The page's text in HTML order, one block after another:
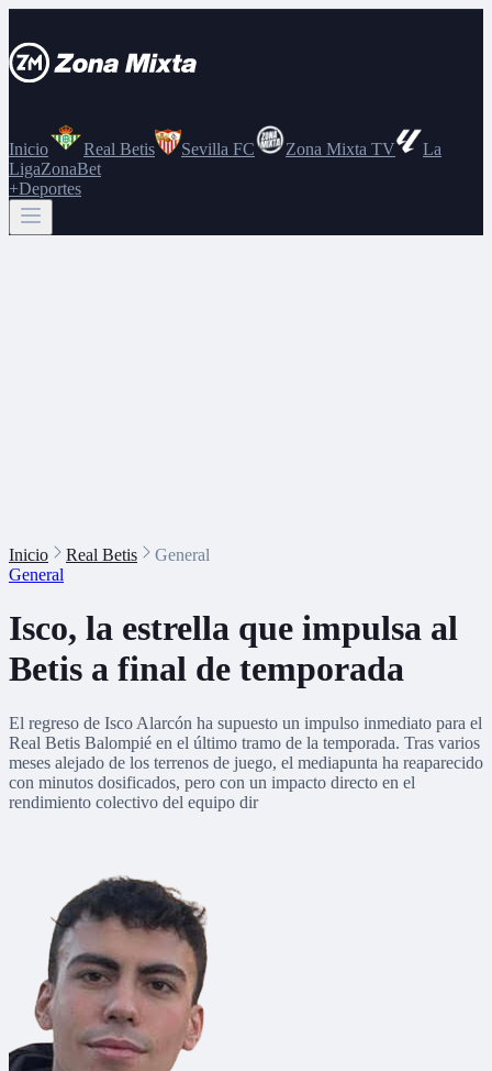
Inicio Real Betis Sevilla FC Zona Mixta TV
La
LigaZonaBet
+Deportes
Inicio Real Betis
General
General
Isco, la estrella que impulsa al
Betis a final de temporada
El regreso de Isco Alarcón ha supuesto un impulso inmediato para el
Real Betis Balompié en el último tramo de la temporada. Tras varios
meses alejado de los terrenos de juego, el mediapunta ha reaparecido
con minutos dosificados, pero con un impacto directo en el
rendimiento colectivo del equipo dir